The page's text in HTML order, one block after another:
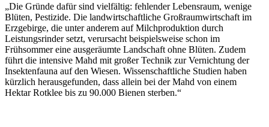
„Die Gründe dafür sind viel­fäl­tig: feh­len­der Lebensraum, weni­ge
Blüten, Pestizide. Die land­wirt­schaft­li­che Großraumwirtschaft im
Erzgebirge, die unter ande­rem auf Milchproduktion durch
Leistungsrinder setzt, ver­ur­sacht bei­spiels­wei­se schon im
Frühsommer eine aus­ge­räum­te Landschaft ohne Blüten. Zudem
führt die inten­si­ve Mahd mit gro­ßer Technik zur Vernichtung der
Insektenfauna auf den Wiesen. Wissenschaftliche Studien haben
kürz­lich her­aus­ge­fun­den, dass allein bei der Mahd von einem
Hektar Rotklee bis zu 90.000 Bienen sterben.“